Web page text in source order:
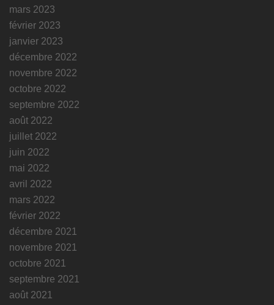
mars 2023
février 2023
janvier 2023
décembre 2022
novembre 2022
octobre 2022
septembre 2022
août 2022
juillet 2022
juin 2022
mai 2022
avril 2022
mars 2022
février 2022
décembre 2021
novembre 2021
octobre 2021
septembre 2021
août 2021